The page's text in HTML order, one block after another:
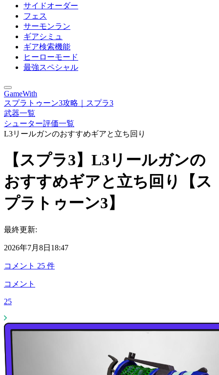
サイドオーダー
フェス
サーモンラン
ギアシミュ
ギア検索機能
ヒーローモード
最強スペシャル
GameWith
スプラトゥーン3攻略｜スプラ3
武器一覧
シューター評価一覧
L3リールガンのおすすめギアと立ち回り
【スプラ3】L3リールガンの
おすすめギアと立ち回り【ス
プラトゥーン3】
最終更新:
2026年7月8日18:47
コメント 25 件
コメント
25